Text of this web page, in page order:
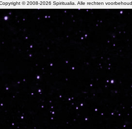
© 2008-2026 Spiritualia. Alle rechten